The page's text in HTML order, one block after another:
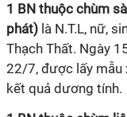
1 BN thuộc chùm
phát) là N.T.L, nữ,
Thạch Thất. Ngày
22/7, được lấy mẫu
kết quả dương tính.